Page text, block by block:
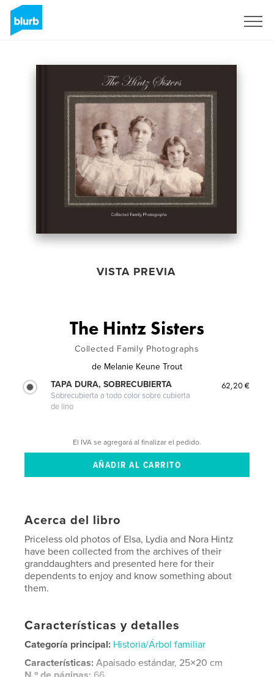
VISTA PREVIA
The Hintz Sisters
Collected Family Photographs
de Melanie Keune Trout
TAPA DURA, SOBRECUBIERTA
Sobrecubierta a todo color sobre cubierta
de lino
62,20 €
El IVA se agregará al finalizar el pedido.
Acerca del libro
Priceless old photos of Elsa, Lydia and Nora Hintz
have been collected from the archives of their
granddaughters and presented here for their
dependents to enjoy and know something about
them.
Características y detalles
Categoría principal: Historia/Árbol familiar
Características:Apaisado estándar, 25×20 cm